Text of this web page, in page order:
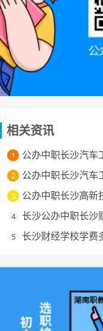
相关资讯
1 公办中职长沙汽车
2
3 公办中职长沙高新
4 长沙公办中职长沙
5